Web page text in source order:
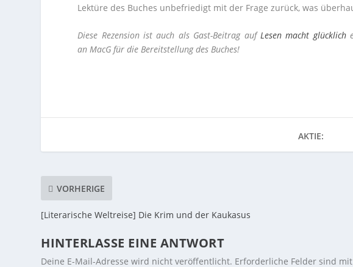
Lektüre des Buches unbefriedigt mit der Frage zurück, was
Diese Rezension ist auch als Gast-Beitrag auf Lesen macht glücklich
an MacG für die Bereitstellung des Buches!
AKTIE:
VORHERIGE
[Literarische Weltreise] Die Krim und der Kaukasus
HINTERLASSE EINE ANTWORT
Deine E-Mail-Adresse wird nicht veröffentlicht. Erforderliche Felder sind